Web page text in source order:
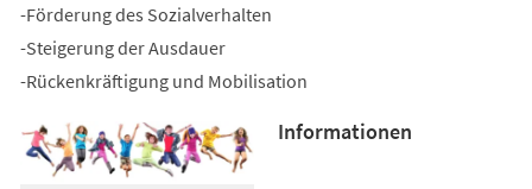
-Förderung des Sozialverhalten
-Steigerung der Ausdauer
-Rückenkräftigung und Mobilisation
Informationen